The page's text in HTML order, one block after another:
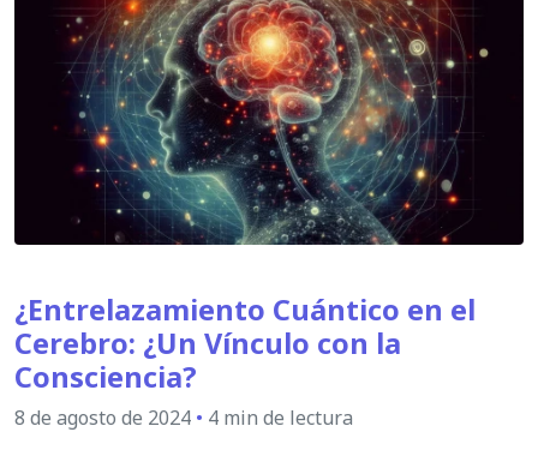
¿Entrelazamiento Cuántico en el
Cerebro: ¿Un Vínculo con la
Consciencia?
8 de agosto de 2024 • 4 min de lectura